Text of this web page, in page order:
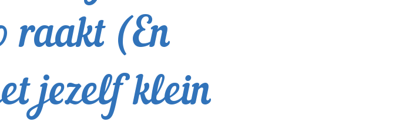
raakt (En
jezelf klein